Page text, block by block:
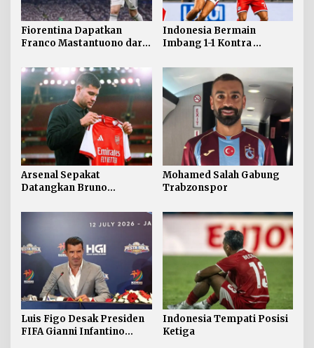
Fiorentina Dapatkan
Franco Mastantuono dari
Indonesia Bermain
Imbang 1-1 Kontra
Arsenal Sepakat
Datangkan Bruno
Mohamed Salah Gabung
Trabzonspor
Luis Figo Desak Presiden
FIFA Gianni Infantino
Indonesia Tempati Posisi
Ketiga